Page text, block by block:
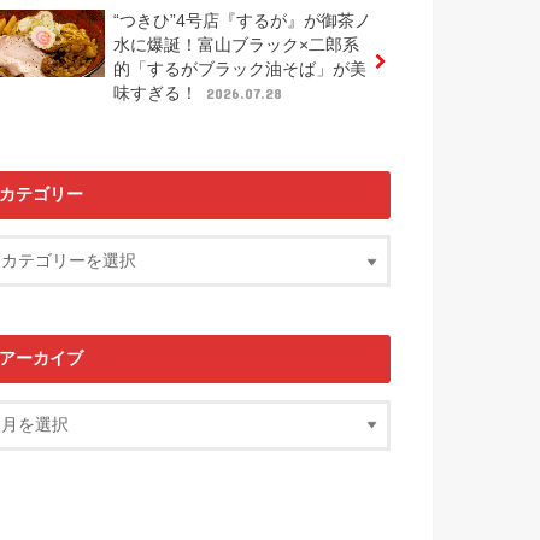
“つきひ”4号店『するが』が御茶ノ
水に爆誕！富山ブラック×二郎系
的「するがブラック油そば」が美
味すぎる！
2026.07.28
テゴリー
ーカイブ